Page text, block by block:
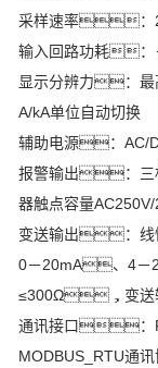
采样速率：
输入回路功耗：
显示分辨力：
A/kA单位自动切换
辅助电源：AC/
报警输出：三
器触点容量
变送输出：线
0－20mA、4－
≤300Ω，变送
通讯接口：
MODBUS_RTU通讯